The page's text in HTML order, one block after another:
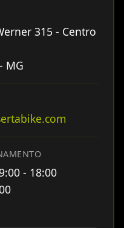
315 - Centro
MG
- 18:00